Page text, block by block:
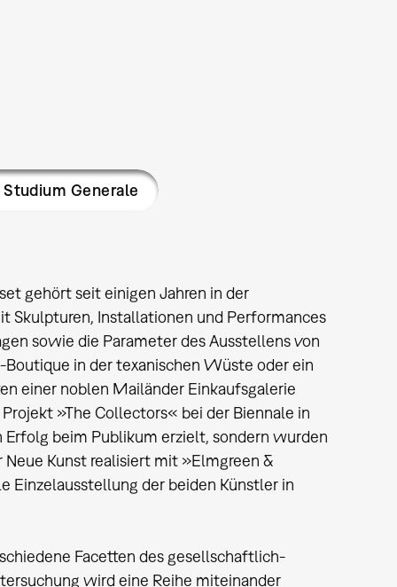
Generale
gehört seit einigen Jahren in der
Skulpturen, Installationen und Performances
sowie die Parameter des Ausstellens von
in der texanischen Wüste oder ein
einer noblen Mailänder Einkaufsgalerie
»The Collectors« bei der Biennale in
beim Publikum erzielt, sondern wurden
Kunst realisiert mit »Elmgreen &
Einzelausstellung der beiden Künstler in
Facetten des gesellschaftlich-
wird eine Reihe miteinander